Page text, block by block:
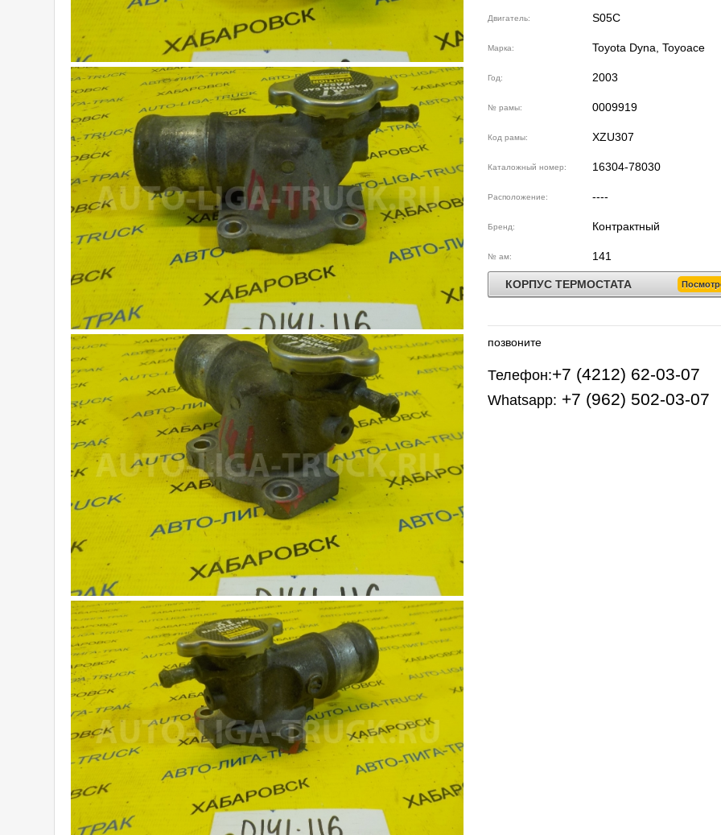
Двигатель: S05C
Марка: Toyota Dyna, Toyoace
Год: 2003
№ рамы: 0009919
Код рамы: XZU307
Каталожный номер: 16304-78030
Расположение: ----
Бренд: Контрактный
№ ам: 141
КОРПУС ТЕРМОСТАТА
позвоните
Телефон:+7 (4212) 62-03-07
Whatsapp: +7 (962) 502-03-07